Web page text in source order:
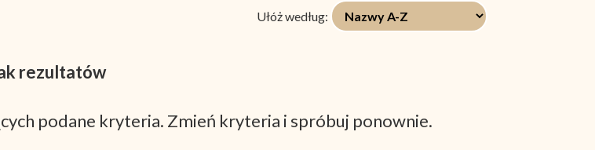
Ułóż według:
rezultatów
podane kryteria. Zmień kryteria i spróbuj ponownie.